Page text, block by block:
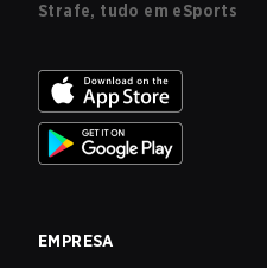
Strafe, tudo em eSports
EMPRESA